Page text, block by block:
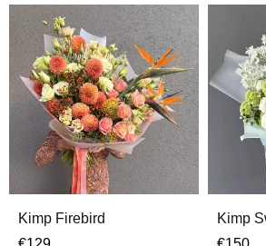
Kimp Firebird
Kimp